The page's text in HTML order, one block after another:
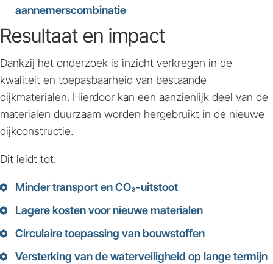
aannemerscombinatie
Resultaat en impact
Dankzij het onderzoek is inzicht verkregen in de
kwaliteit en toepasbaarheid van bestaande
dijkmaterialen. Hierdoor kan een aanzienlijk deel van de
materialen duurzaam worden hergebruikt in de nieuwe
dijkconstructie.
Dit leidt tot:
Minder transport en CO₂-uitstoot
Lagere kosten voor nieuwe materialen
Circulaire toepassing van bouwstoffen
Versterking van de waterveiligheid op lange termijn